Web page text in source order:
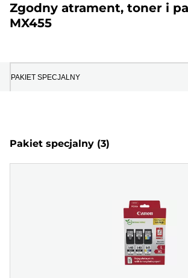
Zgodny atrament, toner i
MX455
PAKIET SPECJALNY
Pakiet specjalny (3)